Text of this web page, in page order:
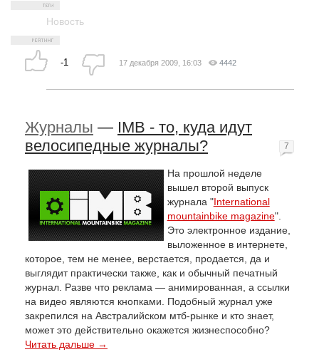
Новость
-1 17 декабря 2009, 16:03 4442
Журналы — IMB - то, куда идут
велосипедные журналы?
На прошлой неделе
вышел второй выпуск
журнала "International
mountainbike magazine".
Это электронное издание,
выложенное в интернете,
которое, тем не менее, верстается, продается, да и
выглядит практически также, как и обычный печатный
журнал. Разве что реклама — анимированная, а ссылки
на видео являются кнопками. Подобный журнал уже
закрепился на Австралийском мтб-рынке и кто знает,
может это действительно окажется жизнеспособно?
Читать дальше →
7